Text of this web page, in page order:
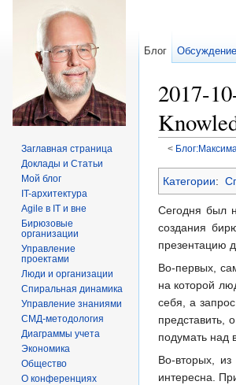
2017-
<
Категории:
Сегодня был
создания
презентацию
Во-первых,
на которой
себя, а
представить,
подумать над
Во-вторых,
интересна.
Блог Обсуждение
Заглавная страница
Доклады и Статьи
Мой блог
IT-архитектура
Agile в IT и вне
Бирюзовые
организации
Управление
проектами
Люди и организации
Спиральная динамика
Управление знаниями
СМД-методология
Диаграммы учета
Экономика
Общество
О конференциях